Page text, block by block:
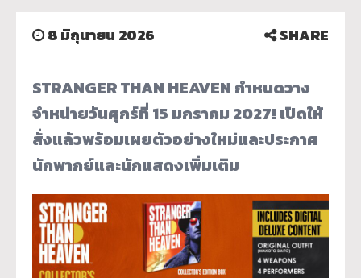
8 มิถุนายน 2026 SHARE
STRANGER THAN HEAVEN กำหนดวาง
จำหน่ายวันศุกร์ที่ 15 มกราคม 2027! เปิดให้
สั่งแล้วพร้อมเผยตัวอย่างใหม่และประกาศ
นักพากย์และนักแสดงเพิ่มเติม